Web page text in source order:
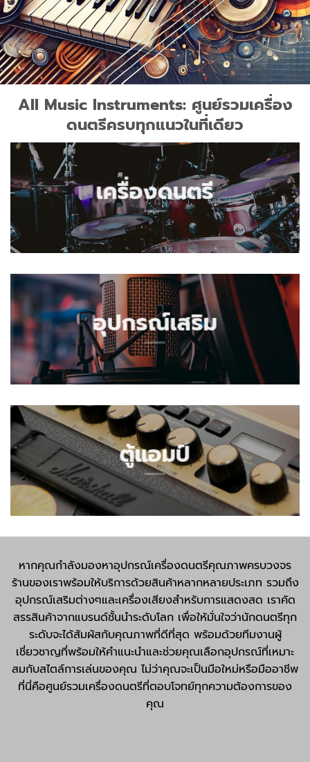
All Music Instruments: ศูนย์รวมเครื่อง
ดนตรีครบทุกแนวในที่เดียว
เครื่องดนตรี
อุปกรณ์เสริม
ตู้แอมป์
หากคุณกำลังมองหาอุปกรณ์เครื่องดนตรีคุณภาพครบวงจร
ร้านของเราพร้อมให้บริการด้วยสินค้าหลากหลายประเภท รวมถึง
อุปกรณ์เสริมต่างๆและเครื่องเสียงสำหรับการแสดงสด เราคัด
สรรสินค้าจากแบรนด์ชั้นนำระดับโลก เพื่อให้มั่นใจว่านักดนตรีทุก
ระดับจะได้สัมผัสกับคุณภาพที่ดีที่สุด พร้อมด้วยทีมงานผู้
เชี่ยวชาญที่พร้อมให้คำแนะนำและช่วยคุณเลือกอุปกรณ์ที่เหมาะ
สมกับสไตล์การเล่นของคุณ ไม่ว่าคุณจะเป็นมือใหม่หรือมืออาชีพ
ที่นี่คือศูนย์รวมเครื่องดนตรีที่ตอบโจทย์ทุกความต้องการของ
คุณ